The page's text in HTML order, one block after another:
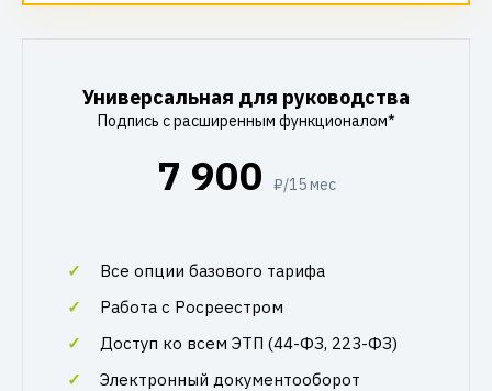
Универсальная для руководства
Подпись с расширенным функционалом*
7 900 ₽/15 мес
Все опции базового тарифа
Работа с Росреестром
Доступ ко всем ЭТП (44-ФЗ, 223-ФЗ)
Электронный документооборот